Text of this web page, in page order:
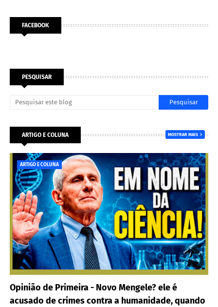
FACEBOOK
PESQUISAR
ARTIGO E COLUNA MOSTRAR MAIS
ARTIGO E COLUNA
Opinião de Primeira - Novo Mengele? ele é
acusado de crimes contra a humanidade, quando